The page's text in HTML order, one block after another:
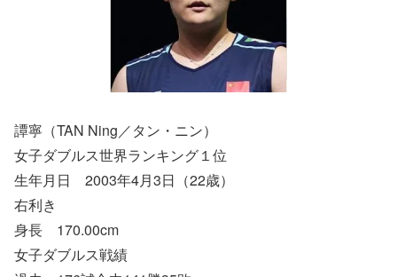
譚寧（TAN Ning／タン・ニン）
女子ダブルス世界ランキング１位
生年月日 2003年4月3日（22歳）
右利き
身長 170.00cm
女子ダブルス戦績